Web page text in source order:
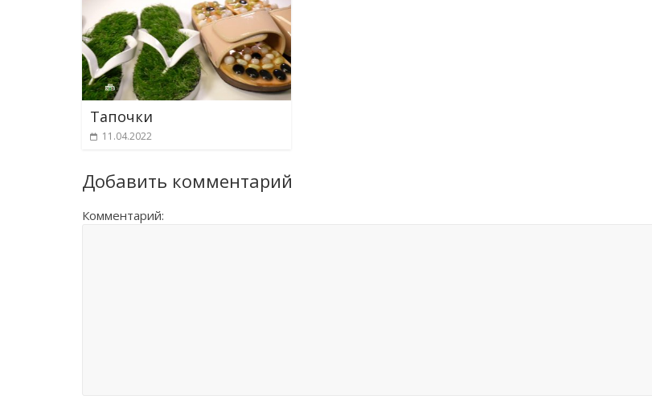
Тапочки
11.04.2022
Добавить комментарий
Комментарий: